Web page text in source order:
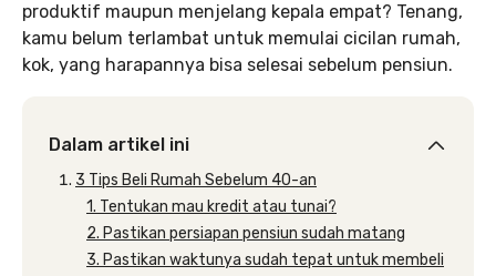
produktif maupun menjelang kepala empat? Tenang,
kamu belum terlambat untuk memulai cicilan rumah,
kok, yang harapannya bisa selesai sebelum pensiun.
Dalam artikel ini
3 Tips Beli Rumah Sebelum 40-an
1. Tentukan mau kredit atau tunai?
2. Pastikan persiapan pensiun sudah matang
3. Pastikan waktunya sudah tepat untuk membeli